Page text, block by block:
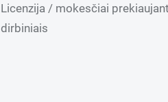
Licenzija / mokesčiai
dirbiniais